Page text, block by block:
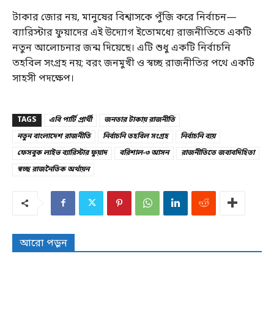
টাকার জোর নয়, মানুষের বিশ্বাসকে পুঁজি করে নির্বাচন—
ব্যারিস্টার ফুয়াদের এই উদ্যোগ ইতোমধ্যে রাজনীতিতে একটি
নতুন আলোচনার জন্ম দিয়েছে। এটি শুধু একটি নির্বাচনি
তহবিল সংগ্রহ নয়; বরং জনমুখী ও স্বচ্ছ রাজনীতির পথে একটি
সাহসী পদক্ষেপ।
TAGS এবি পার্টি প্রার্থী
জনতার টাকায় রাজনীতি
নতুন বাংলাদেশ রাজনীতি
নির্বাচনি তহবিল সংগ্রহ
নির্বাচনি ব্যয়
ফেসবুক লাইভ ব্যারিস্টার ফুয়াদ
বরিশাল-৩ আসন
রাজনীতিতে জবাবদিহিতা
স্বচ্ছ রাজনৈতিক অর্থায়ন
আরো পড়ুন